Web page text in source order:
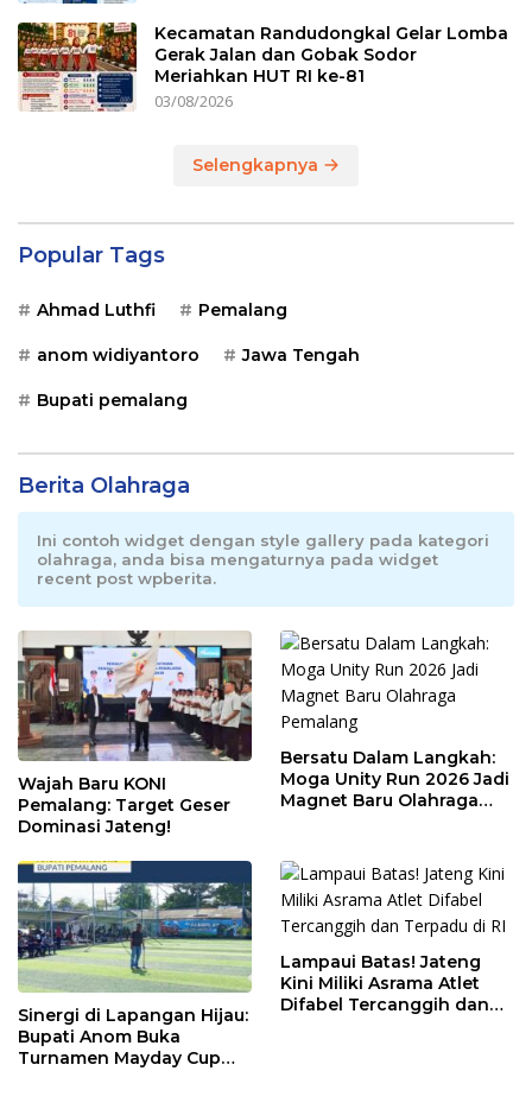
Kecamatan Randudongkal Gelar Lomba
Gerak Jalan dan Gobak Sodor
Meriahkan HUT RI ke-81
03/08/2026
Selengkapnya
Popular Tags
Ahmad Luthfi Pemalang
anom widiyantoro Jawa Tengah
Bupati pemalang
Berita Olahraga
Ini contoh widget dengan style gallery pada kategori
olahraga, anda bisa mengaturnya pada widget
recent post wpberita.
Wajah Baru KONI
Pemalang: Target Geser
Dominasi Jateng!
Bersatu Dalam Langkah:
Moga Unity Run 2026 Jadi
Magnet Baru Olahraga
Sinergi di Lapangan Hijau:
Bupati Anom Buka
Turnamen Mayday Cup
Lampaui Batas! Jateng
Kini Miliki Asrama Atlet
Difabel Tercanggih dan